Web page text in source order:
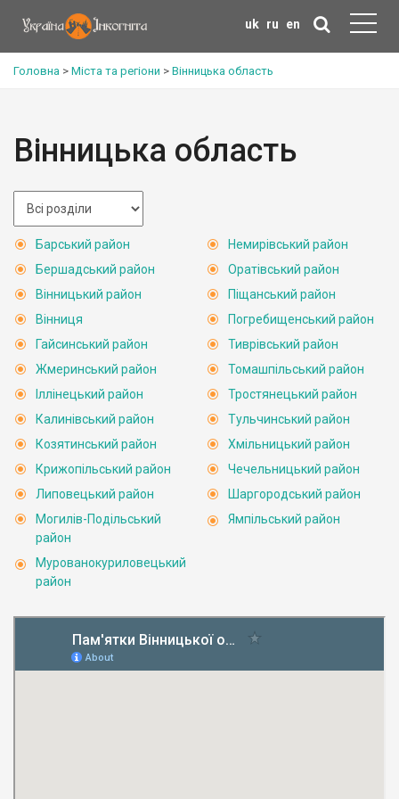
uk ru en
Головна > Міста та регіони > Вінницька область
Вінницька область
Барський район
Бершадський район
Вінницький район
Вінниця
Гайсинський район
Жмеринський район
Іллінецький район
Калинівський район
Козятинський район
Крижопільський район
Липовецький район
Могилів-Подільський
район
Мурованокуриловецький
район
Немирівський район
Оратівський район
Піщанський район
Погребищенський район
Тиврівський район
Томашпільський район
Тростянецький район
Тульчинський район
Хмільницький район
Чечельницький район
Шаргородський район
Ямпільський район